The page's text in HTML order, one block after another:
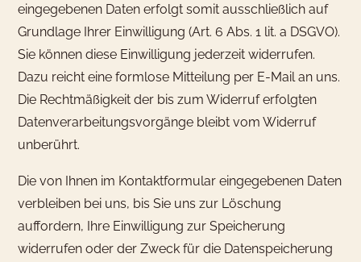
eingegebenen Daten erfolgt somit ausschließlich auf
Grundlage Ihrer Einwilligung (Art. 6 Abs. 1 lit. a DSGVO).
Sie können diese Einwilligung jederzeit widerrufen.
Dazu reicht eine formlose Mitteilung per E-Mail an uns.
Die Rechtmäßigkeit der bis zum Widerruf erfolgten
Datenverarbeitungsvorgänge bleibt vom Widerruf
unberührt.
Die von Ihnen im Kontaktformular eingegebenen Daten
verbleiben bei uns, bis Sie uns zur Löschung
auffordern, Ihre Einwilligung zur Speicherung
widerrufen oder der Zweck für die Datenspeicherung